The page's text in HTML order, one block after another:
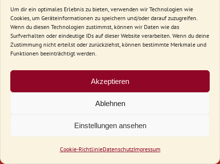
Um dir ein optimales Erlebnis zu bieten, verwenden wir Technologien wie
Cookies, um Geräteinformationen zu speichern und/oder darauf zuzugreifen.
Wenn du diesen Technologien zustimmst, können wir Daten wie das
Surfverhalten oder eindeutige IDs auf dieser Website verarbeiten. Wenn du deine
Zustimmung nicht erteilst oder zurückziehst, können bestimmte Merkmale und
Funktionen beeinträchtigt werden.
Akzeptieren
Ablehnen
Einstellungen ansehen
Cookie-RichtlinieDatenschutzImpressum